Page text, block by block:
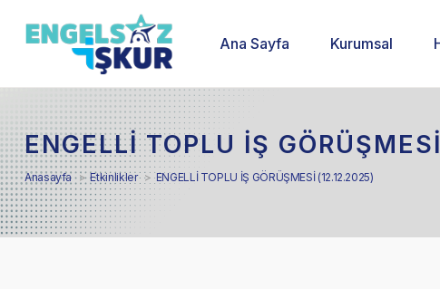
Ana Sayfa Kurumsal
ENGELLİ TOPLU İŞ
Anasayfa Etkinlikler ENGELLİ TOPLU İŞ GÖRÜŞMESİ (12.12.2025)